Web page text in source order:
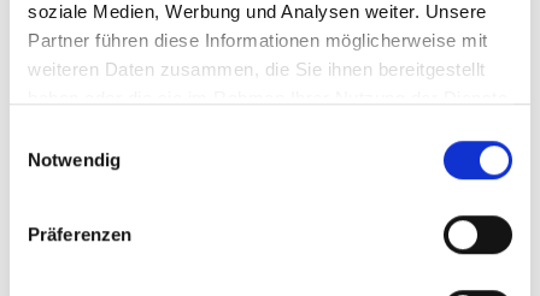
soziale Medien, Werbung und Analysen weiter. Unsere
Partner führen diese Informationen möglicherweise mit
weiteren Daten zusammen, die Sie ihnen bereitgestellt
Notwendig
Präferenzen
In zahllosen Werken weltweit sind unsere
Anlagen im 24/7 Einsatz und das über